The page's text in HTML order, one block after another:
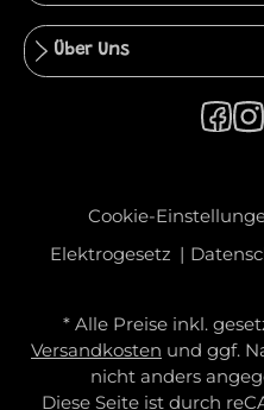
Über Uns
Cookie-
Elektrogesetz
* Alle Preise inkl.
Versandkosten und ggf.
nicht anders
Diese Seite ist durch